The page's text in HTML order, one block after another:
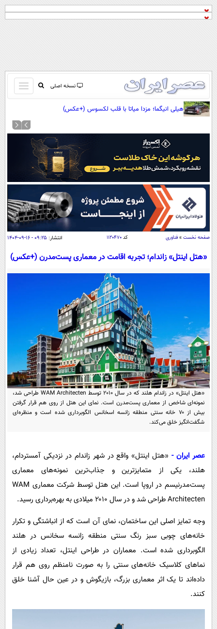
نسخه اصلی
باز
و
کردن
صفحه اول
آرشیو
نظرسنجی
آب و هوا
اوقات شرعی
سواد زندگی
اقتصاد
اقتصادی
جامعه
حوادث
سلامت
یک برش دانایی
محیط زیست
سفر و تفریح
بین الملل
سیاست خارجی
فرهنگ و هنر
علم و دانش
فناوری و It
علمی
اخبار کریپتو
قرآن
گوناگون
سرگرمی
باشگاه مغز
مجله تصویری سلاح
فیلم
اقتصاد
ورزش
فناوری
گوناگون
بین الملل
اجتماعی
عصر ایران 2
خواندنی ها و دیدنی ها
روانشناسی
آشپزی
آموزش زبان
هیلی انیگما؛ مزدا میاتا با قلب لکسوس (+عکس)
صفحه نخست » فناوری کد۱۱۲۰۴۷۰ انتشار: ۰۹:۲۵ - ۱۶-۰۹-۱۴۰۴
«هتل اینتل» زاندام؛ تجربه اقامت در معماری پست‌مدرن (+عکس)
«هتل اینتل» در زاندام هلند که در سال ۲۰۱۰ توسط WAM Architecten طراحی شد،
نمونه‌ای شاخص از معماری پست‌مدرن است. نمای این هتل از روی هم قرار گرفتن
بیش از ۷۰ خانه سنتی منطقه زانسه اسخانس الگوبرداری شده است و منظره‌ای
شگفت‌انگیز خلق می‌کند.
عصر ایران -«هتل اینتل» واقع در شهر زاندام در نزدیکی آمستردام،
هلند، یکی از متمایزترین و جذاب‌ترین نمونه‌های معماری
پست‌مدرنیسم در اروپا است. این هتل توسط شرکت معماری WAM
Architecten طراحی شد و در سال ۲۰۱۰ میلادی به بهره‌برداری رسید.
وجه تمایز اصلی این ساختمان، نمای آن است که از انباشتگی و تکرار
خانه‌های چوبی سبز رنگ سنتی منطقه زانسه سخانس در هلند
الگوبرداری شده است. معماران در طراحی اینتل، تعداد زیادی از
نماهای کلاسیک خانه‌های سنتی را به صورت نامنظم روی هم قرار
داده‌اند تا یک اثر معماری بزرگ، بازیگوش و در عین حال آشنا خلق
کنند.